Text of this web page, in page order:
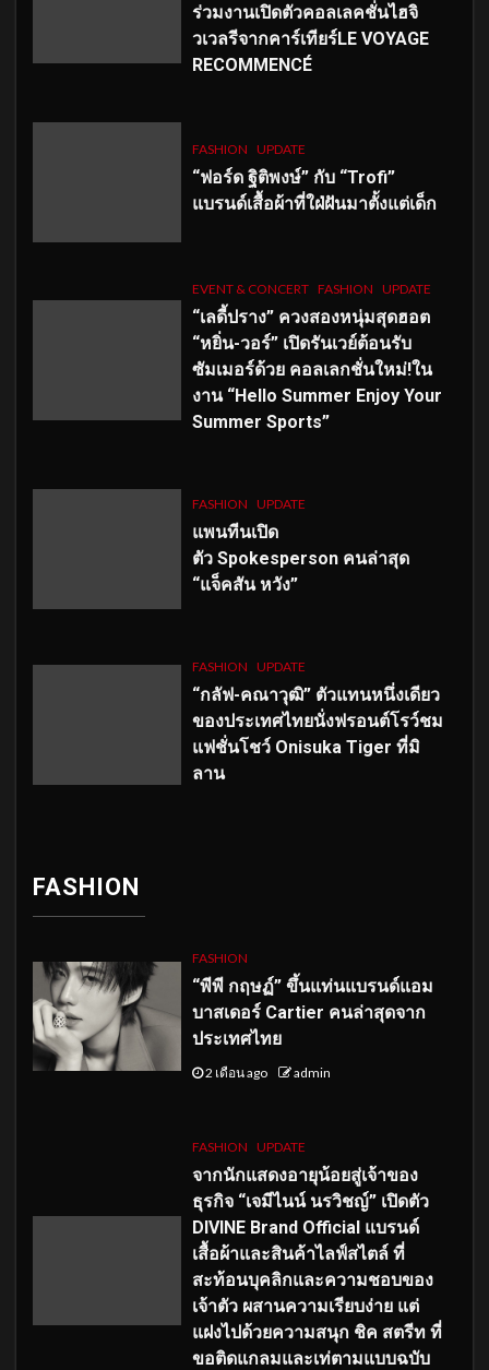
ร่วมงานเปิดตัวคอลเลคชั่นไฮจิ
วเวลรีจากคาร์เทียร์LE VOYAGE
RECOMMENCÉ
FASHION UPDATE
“ฟอร์ด ฐิติพงษ์” กับ “Trofi”
แบรนด์เสื้อผ้าที่ใฝ่ฝันมาตั้งแต่เด็ก
EVENT & CONCERT FASHION UPDATE
“เลดี้ปราง” ควงสองหนุ่มสุดฮอต
“หยิ่น-วอร์” เปิดรันเวย์ต้อนรับ
ซัมเมอร์ด้วย คอลเลกชั่นใหม่!ใน
งาน “Hello Summer Enjoy Your
Summer Sports”
FASHION UPDATE
แพนทีนเปิด
ตัว Spokesperson คนล่าสุด
“แจ็คสัน หวัง”
FASHION UPDATE
“กลัฟ-คณาวุฒิ” ตัวแทนหนึ่งเดียว
ของประเทศไทยนั่งฟรอนต์โรว์ชม
แฟชั่นโชว์ Onisuka Tiger ที่มิ
ลาน
FASHION
FASHION
“พีพี กฤษฏ์” ขึ้นแท่นแบรนด์แอม
บาสเดอร์ Cartier คนล่าสุดจาก
ประเทศไทย
2 เดือน ago admin
FASHION UPDATE
จากนักแสดงอายุน้อยสู่เจ้าของ
ธุรกิจ “เจมีไนน์ นรวิชญ์” เปิดตัว
DIVINE Brand Official แบรนด์
เสื้อผ้าและสินค้าไลฟ์สไตล์ ที่
สะท้อนบุคลิกและความชอบของ
เจ้าตัว ผสานความเรียบง่าย แต่
แฝงไปด้วยความสนุก ชิค สตรีท ที่
ขอติดแกลมและเท่ตามแบบฉบับ